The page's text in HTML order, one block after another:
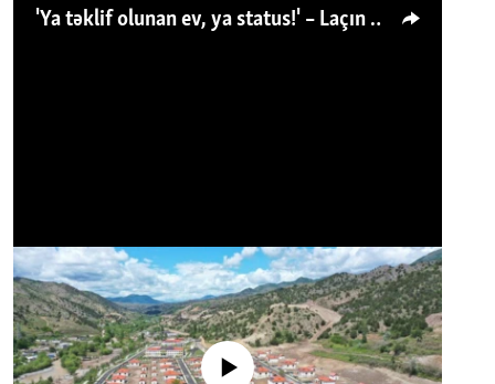
'Ya təklif olunan ev, ya status!' – Laçın köçkünü: 'Laçından başqa heç hara!'
No media source currently available